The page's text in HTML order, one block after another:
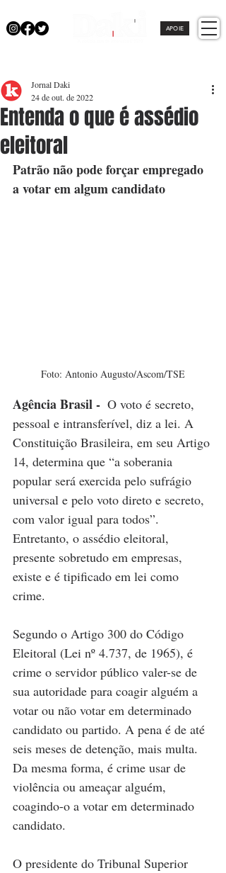
APOIE
Entenda o que é assédio
eleitoral
Jornal Daki
24 de out. de 2022
Patrão não pode forçar empregado
a votar em algum candidato
Foto: Antonio Augusto/Ascom/TSE
Agência Brasil - O voto é secreto,
pessoal e intransferível, diz a lei. A
Constituição Brasileira, em seu Artigo
14, determina que “a soberania
popular será exercida pelo sufrágio
universal e pelo voto direto e secreto,
com valor igual para todos”.
Entretanto, o assédio eleitoral,
presente sobretudo em empresas,
existe e é tipificado em lei como
crime.
Segundo o Artigo 300 do Código
Eleitoral (Lei nº 4.737, de 1965), é
crime o servidor público valer-se de
sua autoridade para coagir alguém a
votar ou não votar em determinado
candidato ou partido. A pena é de até
seis meses de detenção, mais multa.
Da mesma forma, é crime usar de
violência ou ameaçar alguém,
coagindo-o a votar em determinado
candidato.
O presidente do Tribunal Superior